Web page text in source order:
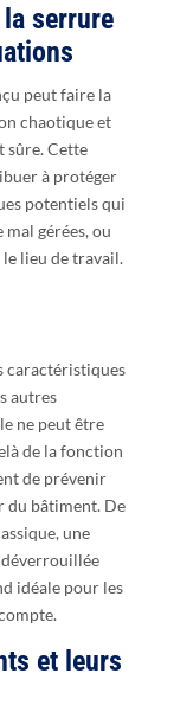
la serrure
peut faire la
chaotique et
sûre. Cette
à protéger
potentiels qui
gérées, ou
le lieu de travail.
caractéristiques
autres
ne peut être
de la fonction
de prévenir
du bâtiment. De
une
déverrouillée
idéale pour les
et leurs